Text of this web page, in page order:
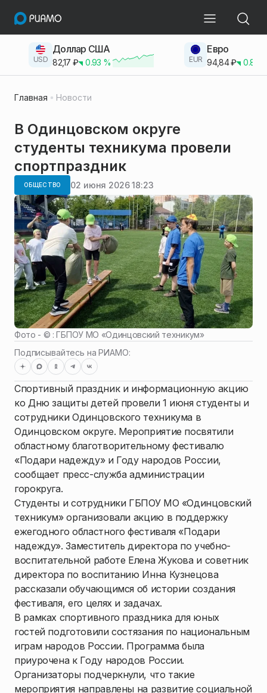
USD
Доллар США
82,17 ₽ 0.93 % EUR
Евро
94,84₽ 0.83
Главная Новости
В Одинцовском округе
студенты техникума провели
спортпраздник
ОБЩЕСТВО 02 июня 2026 18:23
Фото - © : ГБПОУ МО «Одинцовский техникум»
Подписывайтесь на РИАМО:
Спортивный праздник и информационную акцию
ко Дню защиты детей провели 1 июня студенты и
сотрудники Одинцовского техникума в
Одинцовском округе. Мероприятие посвятили
областному благотворительному фестивалю
«Подари надежду» и Году народов России,
сообщает пресс-служба администрации
горокруга.
Студенты и сотрудники ГБПОУ МО «Одинцовский
техникум» организовали акцию в поддержку
ежегодного областного фестиваля «Подари
надежду». Заместитель директора по учебно-
воспитательной работе Елена Жукова и советник
директора по воспитанию Инна Кузнецова
рассказали обучающимся об истории создания
фестиваля, его целях и задачах.
В рамках спортивного праздника для юных
гостей подготовили состязания по национальным
играм народов России. Программа была
приурочена к Году народов России.
Организаторы подчеркнули, что такие
мероприятия направлены на развитие социальной